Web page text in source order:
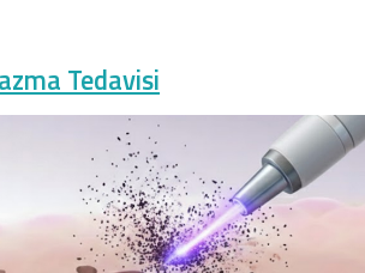
Tedavisi